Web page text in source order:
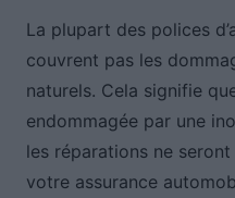
La plupart des polices
couvrent pas les
naturels. Cela signifie
endommagée par une
les réparations ne
votre assurance